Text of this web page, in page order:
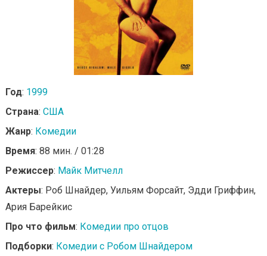
Год: 1999
Страна: США
Жанр: Комедии
Время: 88 мин. / 01:28
Режиссер: Майк Митчелл
Актеры: Роб Шнайдер, Уильям Форсайт, Эдди Гриффин,
Ария Барейкис
Про что фильм: Комедии про отцов
Подборки: Комедии с Робом Шнайдером